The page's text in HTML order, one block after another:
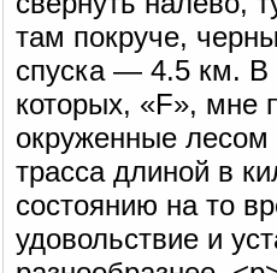
там покруче,
спуска — 4.5 км. В
которых, «F», мне
окруженные лесом
трасса длиной в
состоянию на то
удовольствие и